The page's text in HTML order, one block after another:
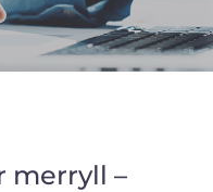
merryll –